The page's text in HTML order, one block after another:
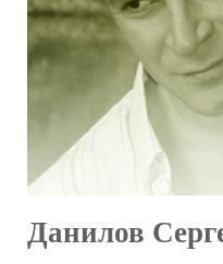
Данилов